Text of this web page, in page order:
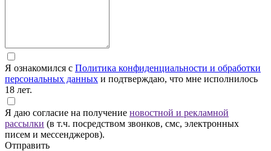
Я ознакомился с Политика конфиденциальности и обработки
персональных данных и подтверждаю, что мне исполнилось
18 лет.
Я даю согласие на получение новостной и рекламной
рассылки (в т.ч. посредством звонков, смс, электронных
писем и мессенджеров).
Отправить